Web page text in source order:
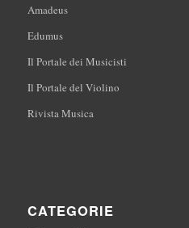
Amadeus
Edumus
Il Portale dei Musicisti
Il Portale del Violino
Rivista Musica
CATEGORIE